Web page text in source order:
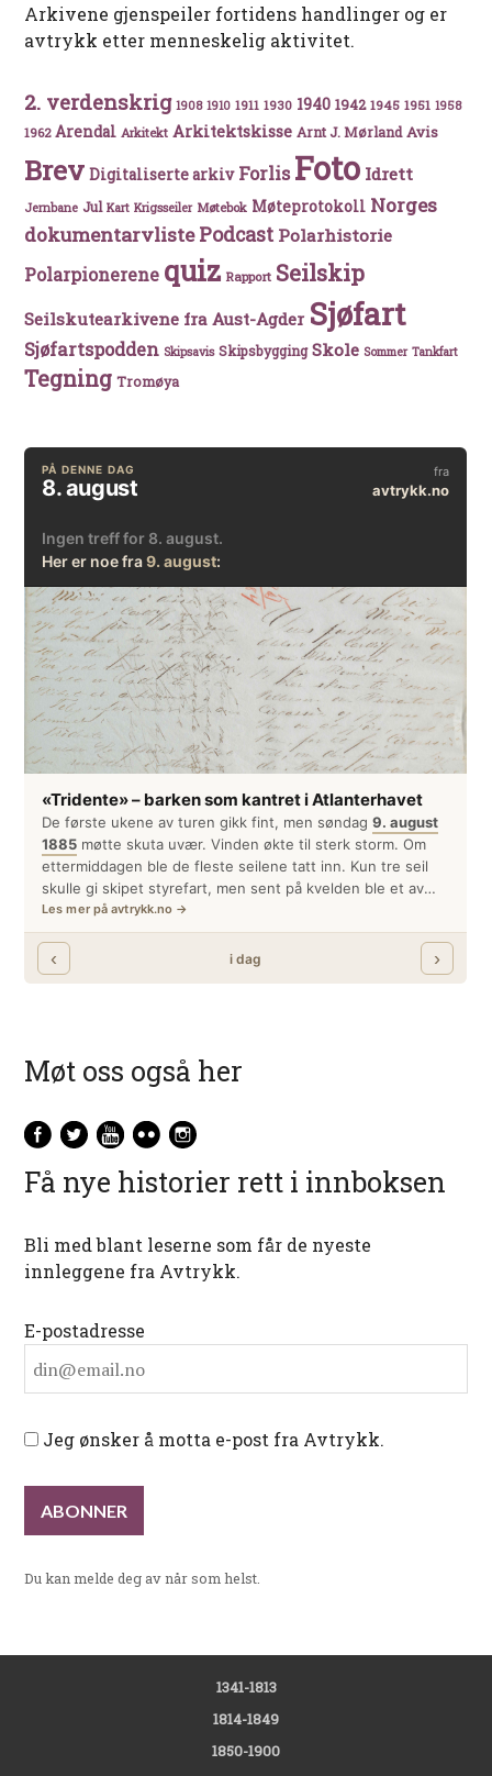
Arkivene gjenspeiler fortidens handlinger og er
avtrykk etter menneskelig aktivitet.
2. verdenskrig 1908 1910 1911 1930 1940 1942 1945 1951 1958
1962 Arendal Arkitekt Arkitektskisse Arnt J. Mørland Avis
Brev Digitaliserte arkiv Forlis Foto Idrett
Jernbane Jul Kart Krigsseiler Møtebok Møteprotokoll Norges
dokumentarvlistePodcast Polarhistorie
Polarpionerene quiz Rapport Seilskip
Seilskutearkivene fra Aust-Agder Sjøfart
Sjøfartspodden Skipsavis Skipsbygging Skole Sommer Tankfart
Tegning Tromøya
Møt oss også her
Få nye historier rett i innboksen
Bli med blant leserne som får de nyeste
innleggene fra Avtrykk.
E-postadresse
Jeg ønsker å motta e-post fra Avtrykk.
Du kan melde deg av når som helst.
1341-1813
1814-1849
1850-1900